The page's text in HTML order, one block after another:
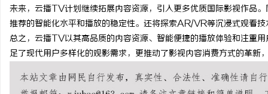
未来，云播TV计划继续拓展内容资源，引入更多优质国际影视作品
推荐的智能化水平和播放的稳定性。还将探索AR/VR等沉浸式观看
总之，云播TV以其高品质的内容资源、智能便捷的播放体验和注重
足了现代用户多样化的观影需求，更推动了影视内容消费方式的革新
面解析2828电影网：影视资源的丰富宝库 在线影院的崛起与未来